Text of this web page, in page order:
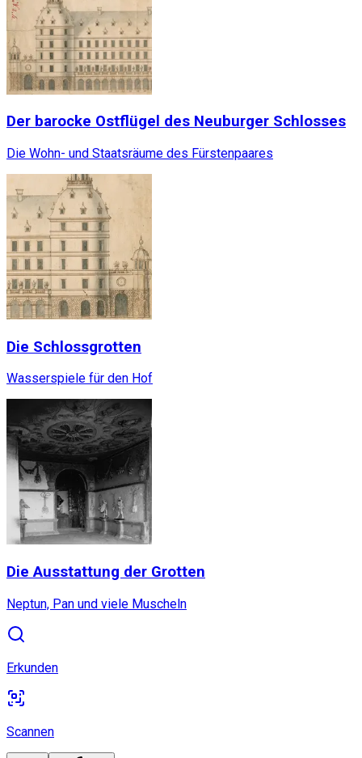
Der barocke Ostflügel des Neuburger Schlosses
Die Wohn- und Staatsräume des Fürstenpaares
Die Schlossgrotten
Wasserspiele für den Hof
Die Ausstattung der Grotten
Neptun, Pan und viele Muscheln
Erkunden
Scannen